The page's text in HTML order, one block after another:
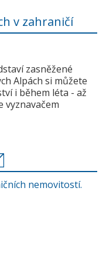
v zahraničí
zasněžené
Alpách si můžete
i během léta - až
vyznavačem
nemovitostí.